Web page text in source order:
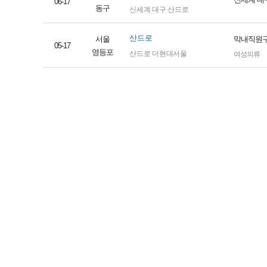
동구
신세계 대구 산드로
05-17
서울
영등포
산드로
산드로 더현대서울
막내직원
여성의류